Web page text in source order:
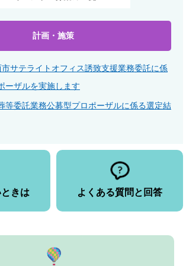
計画・施策
サテライトオフィス誘致支援業務委託に係
ーザルを実施します
等委託業務公募型プロポーザルに係る選定結
きは よくある質問と回答